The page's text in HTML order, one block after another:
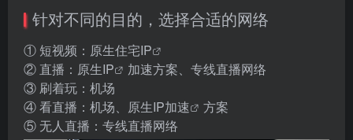
针对不同的目的，选择合适的网络
① 短视频： 原生住宅IP
② 直播： 原生IP
加速方案、专线直播网络
③ 刷着玩：机场
④ 看直播：机场、原生IP加速
方案
⑤ 无人直播：专线直播网络